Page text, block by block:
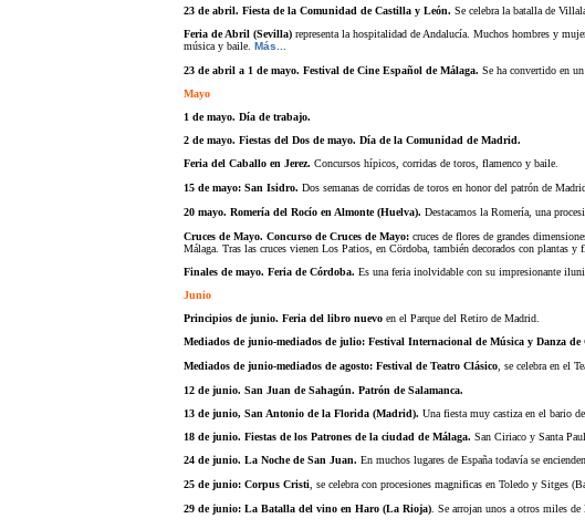
23 de abril. Fiesta de la Comunidad de Castilla y León. Se celebra la batalla de
Feria de Abril (Sevilla)representa la hospitalidad de Andalucía. Muchos hombres y
música y baile. Más...
23 de abril a 1 de mayo. Festival de Cine Español de Málaga. Se ha convertido en
Mayo
1 de mayo. Día de trabajo.
2 de mayo. Fiestas del Dos de mayo. Día de la Comunidad de Madrid.
Feria del Caballo en Jerez. Concursos hípicos, corridas de toros, flamenco y baile.
15 de mayo: San Isidro. Dos semanas de corridas de toros en honor del patrón de
20 mayo. Romería del Rocío en Almonte (Huelva). Destacamos la Romería, una
Cruces de Mayo. Concurso de Cruces de Mayo: cruces de flores de grandes
Málaga. Tras las cruces vienen Los Patios, en Cördoba, también decorados con plantas y
Finales de mayo. Feria de Córdoba. Es una feria inolvidable con su impresionante
Junio
Principios de junio. Feria del libro nuevo en el Parque del Retiro de Madrid.
Mediados de junio-mediados de julio: Festival Internacional de Música y Danza de
Mediados de junio-mediados de agosto: Festival de Teatro Clásico, se celebra en el
12 de junio. San Juan de Sahagún. Patrón de Salamanca.
13 de junio, San Antonio de la Florida (Madrid). Una fiesta muy castiza en el bario
18 de junio. Fiestas de los Patrones de la ciudad de Málaga. San Ciriaco y Santa
24 de junio. La Noche de San Juan. En muchos lugares de España todavía se
25 de junio: Corpus Cristi, se celebra con procesiones magnificas en Toledo y Sitges
29 de junio: La Batalla del vino en Haro (La Rioja). Se arrojan unos a otros miles